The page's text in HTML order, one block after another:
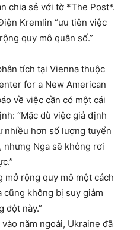
chia sẻ với tờ *The Post*.
Kremlin “ưu tiên việc
quy mô quân số.”
tích tại Vienna thuộc
for a New American
về việc cần có một cái
“Mặc dù việc giả định
nhiều hơn số lượng tuyển
nhưng Nga sẽ không rơi
mở rộng quy mô một cách
cũng không bị suy giảm
đột này.”
năm ngoái, Ukraine đã